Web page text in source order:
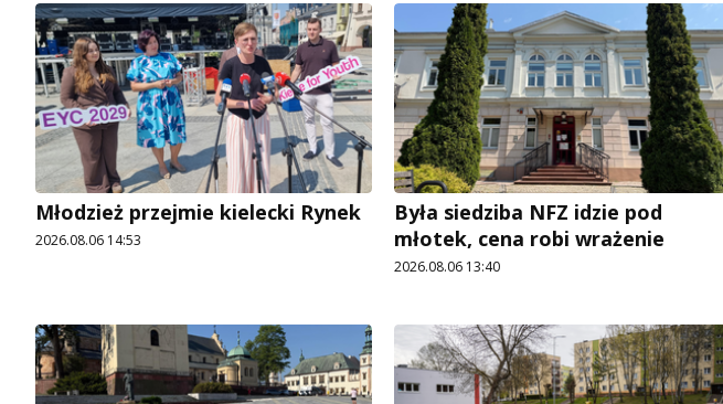
Młodzież przejmie kielecki Rynek
2026.08.06 14:53
Była siedziba NFZ idzie pod
młotek, cena robi wrażenie
2026.08.06 13:40